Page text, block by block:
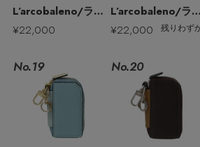
Stay in
L’arcobaleno/ラルコバレーノ
¥22,000
L’arcobaleno/ラルコバレーノ
¥22,000
残りわず
No.19 No.20